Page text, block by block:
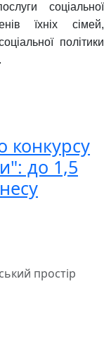
соціальної
їхніх сімей,
політики
конкурсу
до 1,5
простір